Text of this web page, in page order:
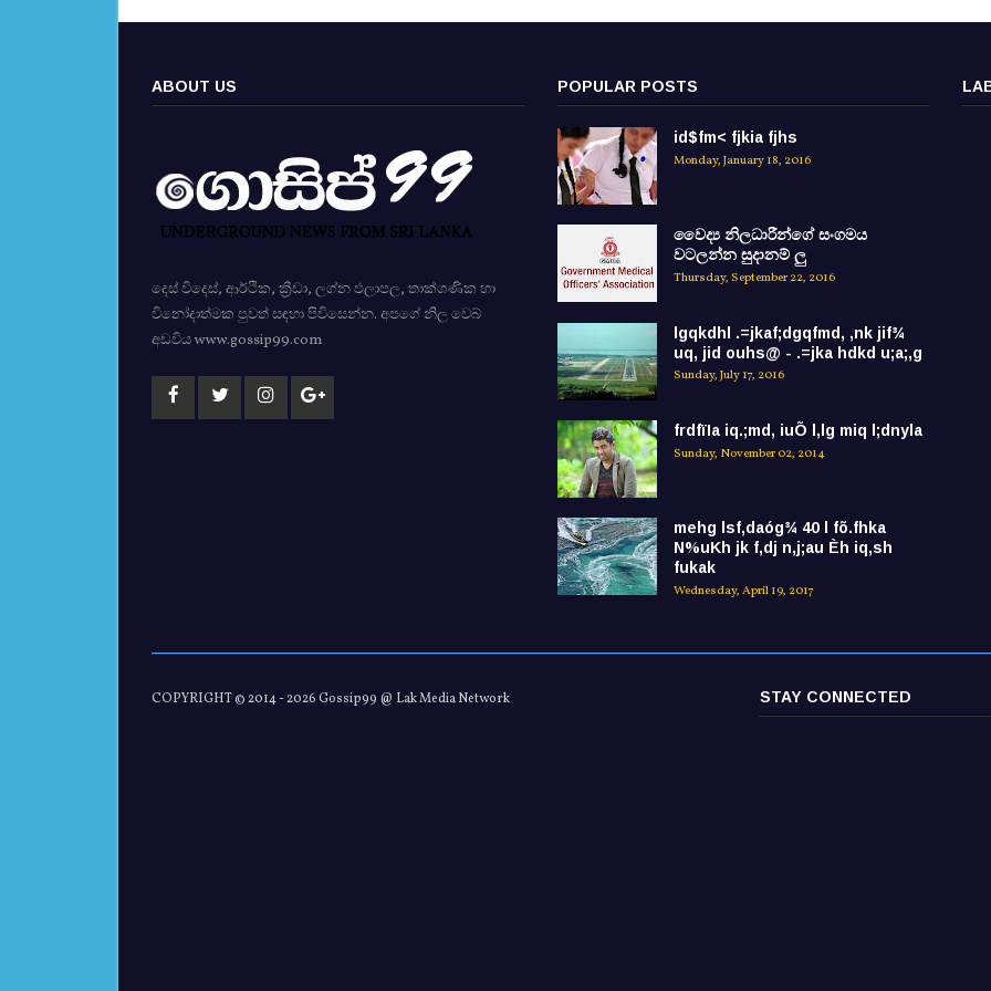
ABOUT US
දෙස් විදෙස්, ආර්ථික, ක්‍රීඩා, ලග්න ඵලාපල, තාක්ශණික හා
විනෝදාත්මක පුවත් සඳහා පිවිසෙන්න. අපගේ නිල වෙබ්
අඩවිය www.gossip99.com
POPULAR POSTS
id$fm< fjkia fjhs
Monday, January 18, 2016
වෛද්‍ය නිලධාරීන්ගේ සංගමය
වටලන්න සුදානම් ලු
Thursday, September 22, 2016
lgqkdhl .=jkaf;dgqfmd, ,nk jif¾
uq, jid ouhs@ - .=jka hdkd u;a;,g
Sunday, July 17, 2016
frdfïIa iq.;md, iuÕ l,lg miq l;dnyla
Sunday, November 02, 2014
mehg lsf,daóg¾ 40 l fõ.fhka
N%uKh jk f,dj n,j;au Èh iq,sh
fukak
Wednesday, April 19, 2017
COPYRIGHT © 2014 -2026 Gossip99 @ Lak Media Network STAY CONNECTED